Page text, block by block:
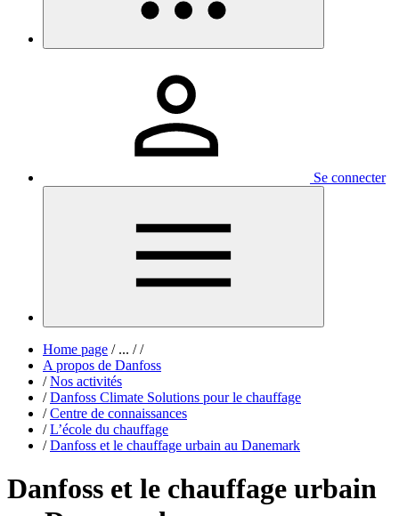
Se connecter
Home page /... / /
A propos de Danfoss
/ Nos activités
/ Danfoss Climate Solutions pour le chauffage
/ Centre de connaissances
/ L’école du chauffage
/ Danfoss et le chauffage urbain au Danemark
Danfoss et le chauffage urbain